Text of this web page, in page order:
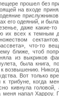
прошел без
на входе
его одеяний, и
даже какие-
их всех к темным
что-то
ближе, чтоб
из выкриков
была книга,
возвышению.
Вот только
к трибуне, когда
кивнула
меня напал Харроу.